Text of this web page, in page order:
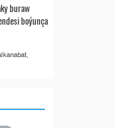
buraw
boýunça